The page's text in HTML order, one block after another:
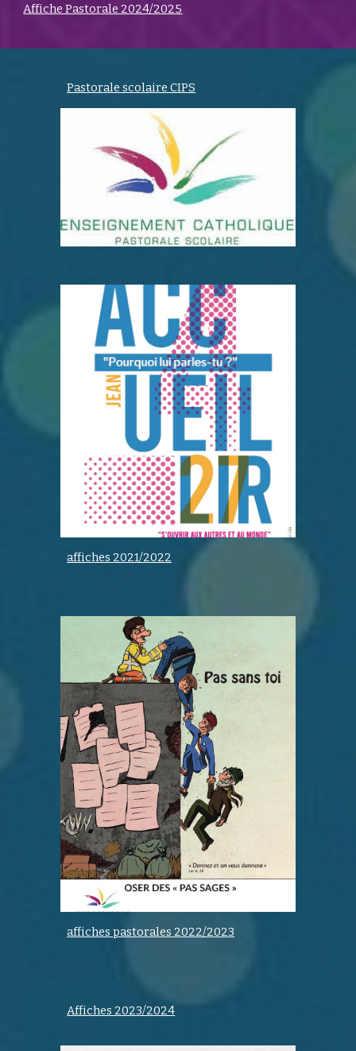
Affiche Pastorale 2024/2025
Pastorale scolaire CIPS
affiches 2021/2022
affiches pastorales 2022/2023
Affiches 2023/2024